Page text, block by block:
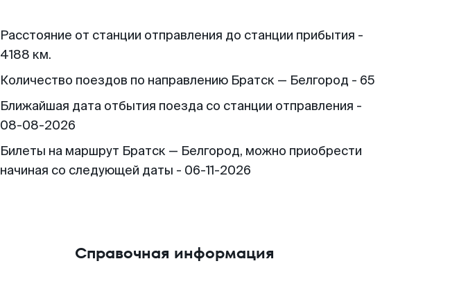
Расстояние от станции отправления до станции прибытия -
4188 км.
Количество поездов по направлению Братск — Белгород - 65
Ближайшая дата отбытия поезда со станции отправления -
08-08-2026
Билеты на маршрут Братск — Белгород, можно приобрести
начиная со следующей даты - 06-11-2026
Справочная информация